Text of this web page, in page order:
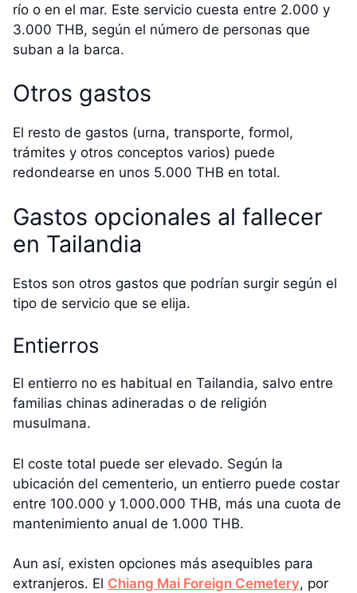
río o en el mar. Este servicio cuesta entre 2.000 y
3.000 THB, según el número de personas que
suban a la barca.
Otros gastos
El resto de gastos (urna, transporte, formol,
trámites y otros conceptos varios) puede
redondearse en unos 5.000 THB en total.
Gastos opcionales al fallecer
en Tailandia
Estos son otros gastos que podrían surgir según el
tipo de servicio que se elija.
Entierros
El entierro no es habitual en Tailandia, salvo entre
familias chinas adineradas o de religión
musulmana.
El coste total puede ser elevado. Según la
ubicación del cementerio, un entierro puede costar
entre 100.000 y 1.000.000 THB, más una cuota de
mantenimiento anual de 1.000 THB.
Aun así, existen opciones más asequibles para
extranjeros. El Chiang Mai Foreign Cemetery, por